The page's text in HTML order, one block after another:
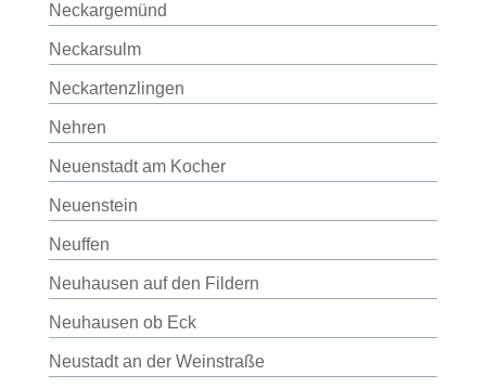
Neckargemünd
Neckarsulm
Neckartenzlingen
Nehren
Neuenstadt am Kocher
Neuenstein
Neuffen
Neuhausen auf den Fildern
Neuhausen ob Eck
Neustadt an der Weinstraße